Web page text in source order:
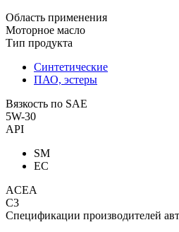
Область применения
Моторное масло
Тип продукта
Синтетические
ПАО, эстеры
Вязкость по SAE
5W-30
API
SM
EC
ACEA
C3
Спецификации производителей